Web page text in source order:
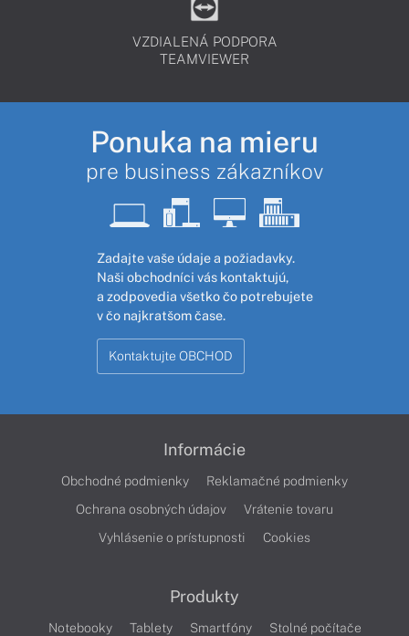
VZDIALENÁ PODPORA
TEAMVIEWER
Ponuka na mieru
pre business zákazníkov
Zadajte vaše údaje a požiadavky.
Naši obchodníci vás kontaktujú,
a zodpovedia všetko čo potrebujete
v čo najkratšom čase.
Kontaktujte OBCHOD
Informácie
Obchodné podmienky
Reklamačné podmienky
Ochrana osobných údajov
Vrátenie tovaru
Vyhlásenie o prístupnosti
Cookies
Produkty
Notebooky Tablety Smartfóny
Stolné počítače